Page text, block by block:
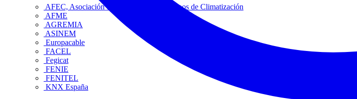
AFEC, Asociación de Fabricantes de Equipos de Climatización
AFME
AGREMIA
ASINEM
Europacable
FACEL
Fegicat
FENIE
FENITEL
KNX España